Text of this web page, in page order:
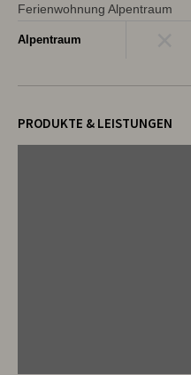
Ferienwohnung Alpentraum
Alpentraum
PRODUKTE & LEISTUNGEN